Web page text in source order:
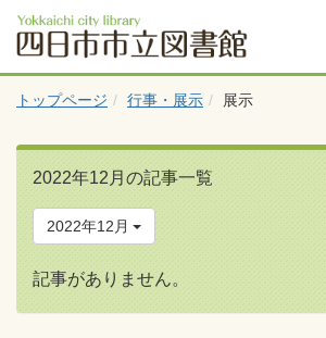
トップページ 行事・展示 展示
2022年12月の記事一覧
2022年12月
記事がありません。